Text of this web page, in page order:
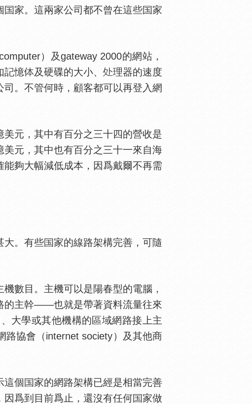
家。這兩家公司都不曾在這些
家
）及gateway 2000的網站，
記憶
及硬碟的大小、
理器的速度
。不管何時，顧客都可以再登入網
元，其中有百分之三十四的營收是
元，其中也有百分之三十一來自海
夠大幅減低成本，因爲戴爾不再需
大。有些
家的線路架構完善，可隨
機數目。主機可以是陽春型的電腦，
的主幹——也就是帶著資料流量往來
大學或其他機構的區域網路接上主
路協會（internet society）及其他商
這個
家的網路架構已經是相當完善
爲到目前爲止，還沒有任何
家做